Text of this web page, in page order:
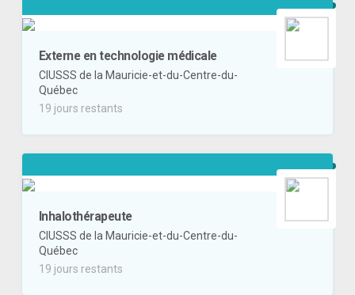
Externe en technologie médicale
CIUSSS de la Mauricie-et-du-Centre-du-
Québec
19 jours restants
Inhalothérapeute
CIUSSS de la Mauricie-et-du-Centre-du-
Québec
19 jours restants